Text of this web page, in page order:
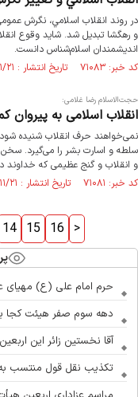
در روند انقلاب اسلامي، نگرش
و رهگشا تبديل شد. شايد وقوع
انديشمندان اسلام‌شناس دانست.
کد خبر: ۷۱۰۸۳ تاریخ انتشار : ۱۳۹۴/۱۱/۲۱
حجت‌الاسلام رضا غلامی:
انقلاب اسلامی به پیروان
نمی‌خواهند حرف انقلاب شنیده
سلطه و اسارت بشر را می‌گیرد.
و انقلاب و گنج عظیمی که خداوند
کد خبر: ۷۱۰۸۱ تاریخ انتشار : ۱۳۹۴/۱۱/۲۱
14 15 16 >
حرم امام علی (ع) مهیای
دهه سوم صفر هیئت کجا
آقا نخستین زائر این
تکذیب نقل قول منتسب به